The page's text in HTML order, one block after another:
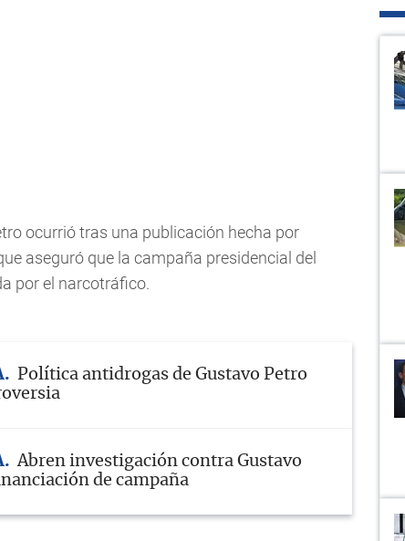
ocurrió tras una publicación hecha por
aseguró que la campaña presidencial del
por el narcotráfico.
Política antidrogas de Gustavo Petro
Abren investigación contra Gustavo
de campaña